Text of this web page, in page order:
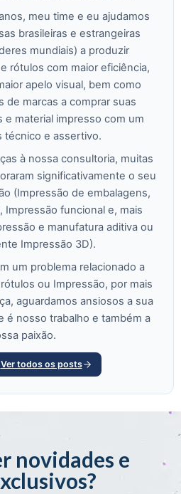
meu time e eu ajudamos
brasileiras e estrangeiras
mundiais) a produzir
rótulos com maior eficiência,
apelo visual, bem como
de marcas a comprar suas
e material impresso com um
técnico e assertivo.
à nossa consultoria, muitas
significativamente o seu
(Impressão de embalagens,
Impressão funcional e, mais
e manufatura aditiva ou
Impressão 3D).
um problema relacionado a
ou Impressão, por mais
aguardamos ansiosos a sua
é nosso trabalho e também a
paixão.
Ver todos os posts
novidades e